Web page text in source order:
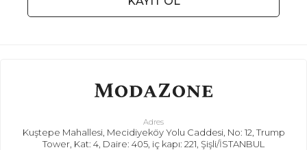
Adres
Kuştepe Mahallesi, Mecidiyeköy Yolu Caddesi, No: 12, Trump
Tower, Kat: 4, Daire: 405, iç kapı: 221, Şişli/İSTANBUL